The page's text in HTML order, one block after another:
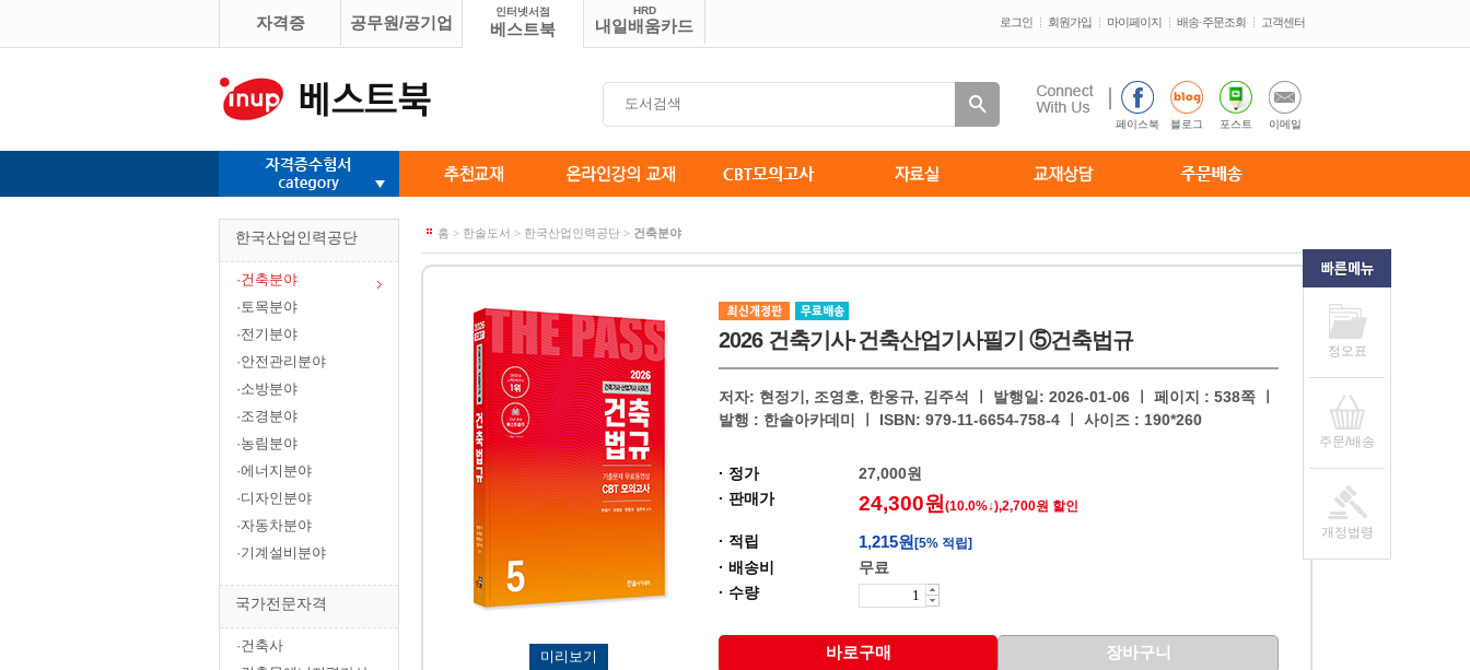
자격증 공무원/공기업
인터넷서점
베스트북
HRD
내일배움카드 로그인 회원가입 마이페이지 배송·주문조회 고객센터
페이스북 블로그 포스트 이메일
한국산업인력공단
·건축분야
·토목분야
·전기분야
·안전관리분야
·소방분야
·조경분야
·농림분야
·에너지분야
·디자인분야
·자동차분야
·기계설비분야
국가전문자격
·건축사
홈 > 한솔도서 > 한국산업인력공단 > 건축분야
미리보기
2026 건축기사·건축산업기사필기 ⑤건축법규
저자: 현정기, 조영호, 한웅규, 김주석 ㅣ 발행일: 2026-01-06 ㅣ 페이지 : 538쪽 ㅣ
발행 : 한솔아카데미 ㅣ ISBN: 979-11-6654-758-4 ㅣ 사이즈 : 190*260
· 정가
27,000원
· 판매가
24,300원 (10.0%↓),2,700원 할인
· 적립 1,215원 [5% 적립]
· 배송비
무료
· 수량
바로구매 장바구니
정오표
주문/배송
개정법령